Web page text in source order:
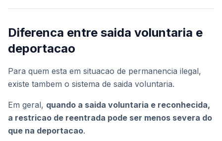
Diferenca entre saida voluntaria e
deportacao
Para quem esta em situacao de permanencia ilegal,
existe tambem o sistema de saida voluntaria.
Em geral, quando a saida voluntaria e reconhecida,
a restricao de reentrada pode ser menos severa do
que na deportacao.